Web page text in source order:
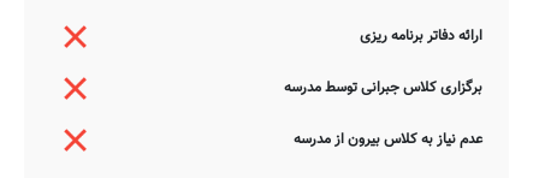
ارائه دفاتر برنامه ریزی
برگزاری کلاس جبرانی توسط مدرسه
عدم نیاز به کلاس بیرون از مدرسه